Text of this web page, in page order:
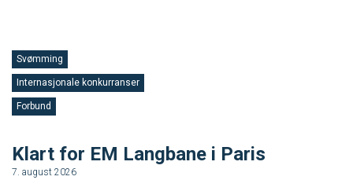
Forbund
Internasjonale konkurranser
Svømming
Klart for EM Langbane i Paris
7. august 2026